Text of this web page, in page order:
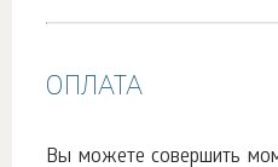
ОПЛАТА
Вы можете совершить